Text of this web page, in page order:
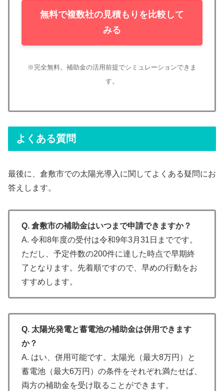
無料で複数社の見積もりを比較して
みる
※完全無料。補助金の活用前提でシミュレーションできま
す。
よくある質問
最後に、倉敷市での太陽光導入に関してよくある疑問にお
答えします。
Q. 倉敷市の補助金はいつまで申請できますか？
A. 令和8年度の受付は令和9年3月31日までです。
ただし、予定件数の200件に達した時点で早期終
了となります。先着順ですので、早めの行動をお
すすめします。
Q. 太陽光発電と蓄電池の補助金は併用できます
か？
A. はい、併用可能です。太陽光（最大8万円）と
蓄電池（最大6万円）の条件をそれぞれ満たせば、
両方の補助金を受け取ることができます。